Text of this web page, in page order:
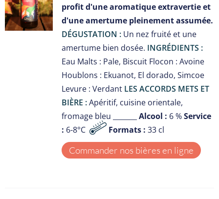
profit d'une aromatique extravertie et
d'une amertume pleinement assumée.
DÉGUSTATION :Un nez fruité et une
amertume bien dosée. INGRÉDIENTS :
Eau Malts : Pale, Biscuit Flocon : Avoine
Houblons : Ekuanot, El dorado, Simcoe
Levure : Verdant LES ACCORDS METS ET
BIÈRE :Apéritif, cuisine orientale,
fromage bleu _______ Alcool : 6 %Service
: 6-8°C Formats : 33 cl
Commander nos bières en ligne